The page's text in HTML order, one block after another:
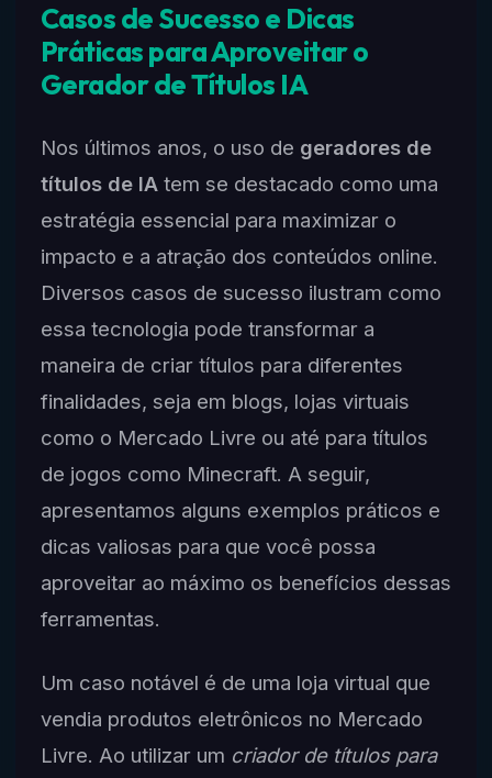
Casos de Sucesso e Dicas
Práticas para Aproveitar o
Gerador de Títulos IA
Nos últimos anos, o uso de geradores de
títulos de IAtem se destacado como uma
estratégia essencial para maximizar o
impacto e a atração dos conteúdos online.
Diversos casos de sucesso ilustram como
essa tecnologia pode transformar a
maneira de criar títulos para diferentes
finalidades, seja em blogs, lojas virtuais
como o Mercado Livre ou até para títulos
de jogos como Minecraft. A seguir,
apresentamos alguns exemplos práticos e
dicas valiosas para que você possa
aproveitar ao máximo os benefícios dessas
ferramentas.
Um caso notável é de uma loja virtual que
vendia produtos eletrônicos no Mercado
Livre. Ao utilizar um criador de títulos para